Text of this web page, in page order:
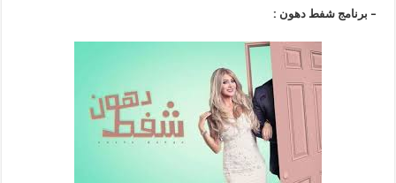
– برنامج شفط دهون :